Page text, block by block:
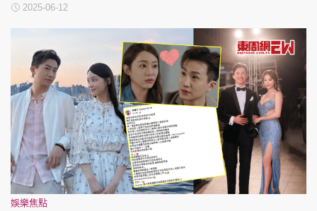
2025-06-12
娛樂焦點